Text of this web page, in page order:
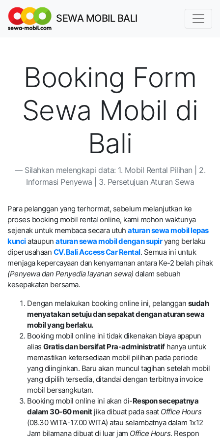
SEWA MOBIL BALI
Booking Form
Sewa Mobil di
Bali
Silahkan melengkapi data: 1. Mobil Rental Pilihan | 2.
Informasi Penyewa | 3. Persetujuan Aturan Sewa
Para pelanggan yang terhormat, sebelum melanjutkan ke
proses booking mobil rental online, kami mohon waktunya
sejenak untuk membaca secara utuh aturan sewa mobil lepas
kunciataupun aturan sewa mobil dengan supiryang berlaku
diperusahaan CV. Bali Access Car Rental. Semua ini untuk
menjaga kepercayaan dan kenyamanan antara Ke-2 belah pihak
(Penyewa dan Penyedia layanan sewa) dalam sebuah
kesepakatan bersama.
Dengan melakukan booking online ini, pelanggan sudah
menyatakan setuju dan sepakat dengan aturan sewa
mobil yang berlaku.
Booking mobil online ini tidak dikenakan biaya apapun
alias Gratis dan bersifat Pra-administratifhanya untuk
memastikan ketersediaan mobil pilihan pada periode
yang diinginkan. Baru akan muncul tagihan setelah mobil
yang dipilih tersedia, ditandai dengan terbitnya invoice
mobil bersangkutan.
Booking mobil online ini akan di-Respon secepatnya
dalam 30-60 menitjika dibuat pada saat Office Hours
(08.30 WITA-17.00 WITA) atau selambatnya dalam 1x12
Jam bilamana dibuat di luar jam Office Hours. Respon